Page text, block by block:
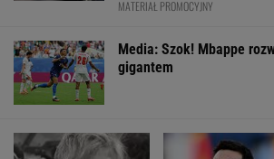
MATERIAŁ PROMOCYJNY
Media: Szok! Mbappe
gigantem